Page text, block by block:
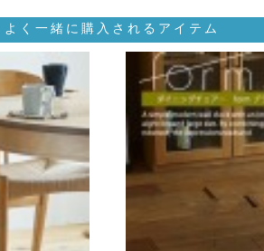
よく一緒に購入されるアイテム